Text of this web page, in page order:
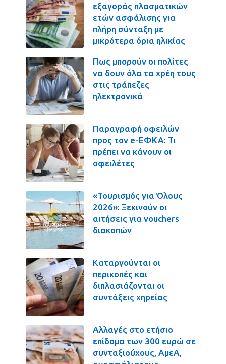
εξαγοράς πλασματικών
ετών ασφάλισης για
πλήρη σύνταξη με
μικρότερα όρια ηλικίας
Πως μπορούν οι πολίτες
να δουν όλα τα χρέη τους
στις τράπεζες
ηλεκτρονικά
Παραγραφή οφειλών
προς τον e-ΕΦΚΑ: Τι
πρέπει να κάνουν οι
οφειλέτες
«Τουρισμός για Όλους
2026»: Ξεκινούν οι
αιτήσεις για vouchers
διακοπών
Καταργούνται οι
περικοπές και
διπλασιάζονται οι
συντάξεις χηρείας
Αλλαγές στο ετήσιο
επίδομα των 300 ευρώ σε
συνταξιούχους, ΑμεΑ,